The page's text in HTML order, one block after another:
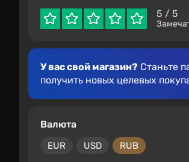
5 / 5
У вас свой магазин? Станьте
получить новых целевых
Валюта
EUR USD RUB